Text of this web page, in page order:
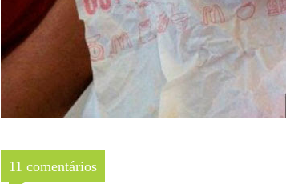
11 comentários